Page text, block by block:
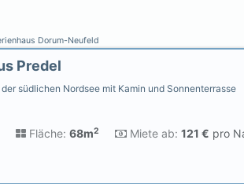
Dorum-Neufeld
Predel
südlichen Nordsee mit Kamin und Sonnenterrasse
Fläche: 68m2 Miete ab: 121 € pro